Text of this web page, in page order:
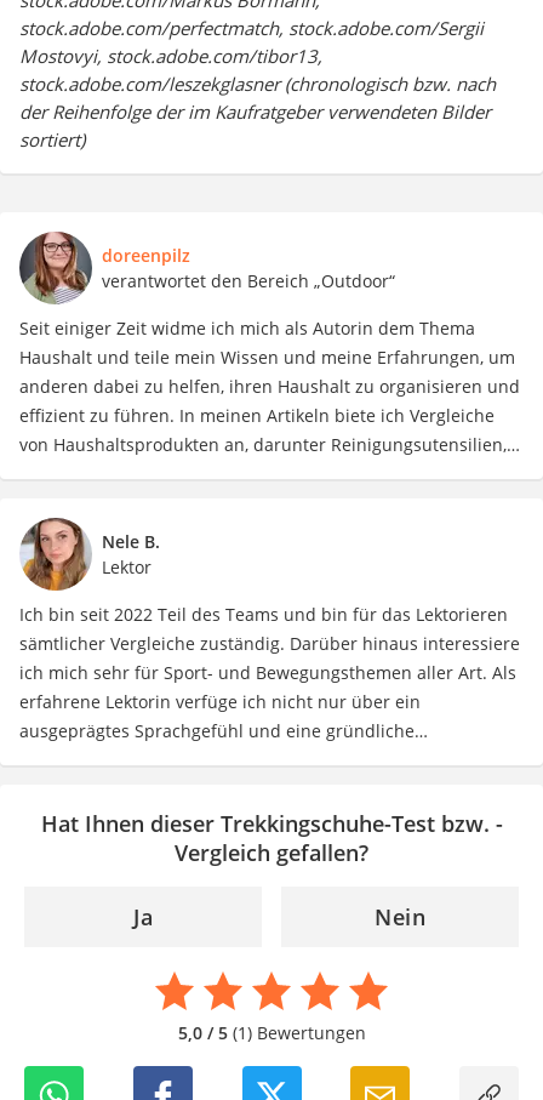
doreenpilz
verantwortet den Bereich „Outdoor“
Seit einiger Zeit widme ich mich als Autorin dem Thema
Haushalt und teile mein Wissen und meine Erfahrungen, um
anderen dabei zu helfen, ihren Haushalt zu organisieren und
effizient zu führen. In meinen Artikeln biete ich Vergleiche
von Haushaltsprodukten an, darunter Reinigungsutensilien,
Küchengeräte, Aufbewahrungslösungen und mehr. Mit ein,
Raumgestaltung und zur Zeitersparnis im Alltag, ist es mein
Ziel, den Verbrauchern dabei zu helfen, ein komfortables und
gut organisiertes Zuhause zu schaffen, in dem sie sich wohl
fühlen.
Nele B.
Lektor
Ich bin seit 2022 Teil des Teams und bin für das Lektorieren
sämtlicher Vergleiche zuständig. Darüber hinaus interessiere
ich mich sehr für Sport- und Bewegungsthemen aller Art. Als
erfahrene Lektorin verfüge ich nicht nur über ein
ausgeprägtes Sprachgefühl und eine gründliche
Arbeitsweise, sondern auch über eine große Leidenschaft für
trage ich dazu bei, Texte inhaltlich präzise, gut strukturiert
und sprachlich einwandfrei zu gestalten. Mein Ziel besteht
Schlüssigkeit und stilistische Qualität unserer Inhalte zu
überprüfen und gegebenenfalls zu verbessern. Dank meiner
geschriebenen Sprache sorge ich dafür, dass unsere
Vergleiche ansprechend, verständlich und von Richtigkeit
Hat Ihnen dieser Trekkingschuhe-Test bzw. -
Vergleich gefallen?
Ja Nein
5,0 / 5(1) Bewertungen